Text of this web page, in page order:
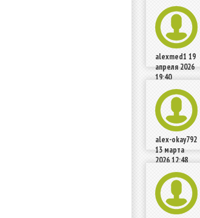
alexmed1 19
апреля 2026
19:40
alex-okay792
13 марта
2026 12:48